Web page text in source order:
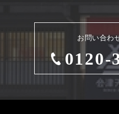
お問い合わ
0120-